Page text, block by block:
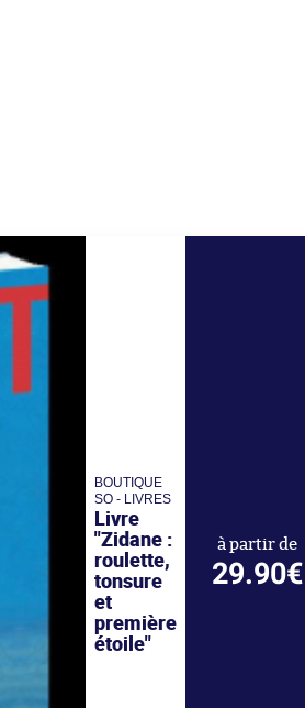
BOUTIQUE
SO - LIVRES
Livre
"Zidane :
roulette,
tonsure
et
première
étoile"
à partir de
29.90€